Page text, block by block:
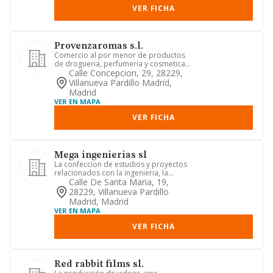
VER FICHA
Provenzaromas s.l.
Comercio al por menor de productos
de drogueria, perfumeria y cosmetica,
limpieza, pintura barnices...
Calle Concepcion, 29, 28229,
Villanueva Pardillo Madrid,
Madrid
VER EN MAPA
VER FICHA
Mega ingenierias sl
La confeccion de estudios y proyectos
relacionados con la ingenieria, la
arquitectura y el urbanismo
Calle De Santa Maria, 19,
28229, Villanueva Pardillo
Madrid, Madrid
VER EN MAPA
VER FICHA
Red rabbit films sl.